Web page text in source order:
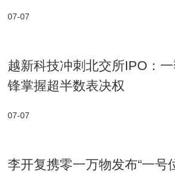
07-07
越新科技冲刺北交所IPO：
锋掌握超半数表决权
07-07
李开复携零一万物发布“一号